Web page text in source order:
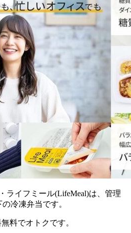
ライフミール(LifeMeal)は、管理
の冷凍弁当です。
料でオトクです。